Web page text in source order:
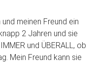
meinen Freund ein
2 Jahren und sie
und ÜBERALL, ob
Mein Freund kann sie